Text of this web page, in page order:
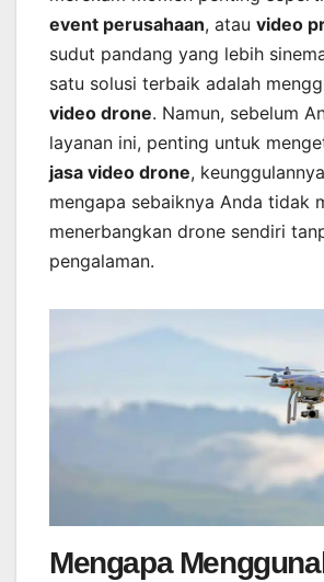
event perusahaan, atau video
sudut pandang yang lebih
satu solusi terbaik adalah
video drone. Namun, sebelum
layanan ini, penting untuk
jasa video drone,
mengapa sebaiknya Anda tidak
menerbangkan drone sendiri
pengalaman.
Mengapa